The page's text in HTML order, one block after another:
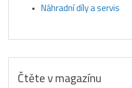
Náhradní díly a servis
Čtěte v magazínu